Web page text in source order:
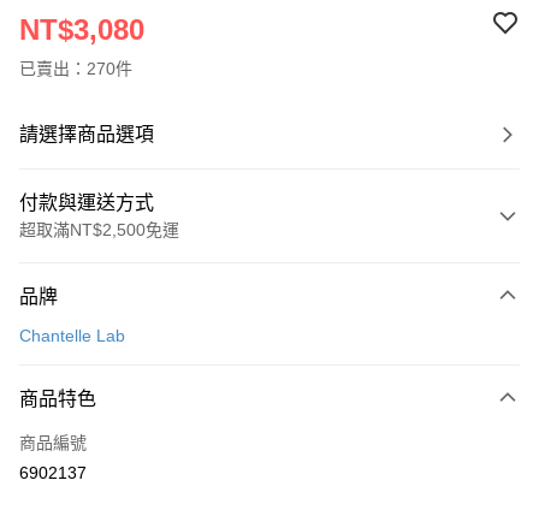
NT$3,080
已賣出：270件
請選擇商品選項
付款與運送方式
超取滿NT$2,500免運
信用卡一次付款
3 期 0 利率 每期
合作金庫商業銀行
上海商業儲蓄銀行
超商取貨付款
LINE Pay
品牌
Chantelle Lab
商品特色
商品編號
6902137